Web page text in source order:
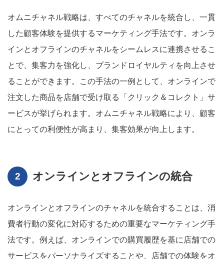
オムニチャネル戦略は、すべてのチャネルを統合し、一貫
した顧客体験を提供するマーケティング手法です。オンラ
インとオフラインのチャネルをシームレスに連携させるこ
とで、集客力を強化し、ブランドロイヤルティを向上させ
ることができます。この手法の一例として、オンラインで
注文した商品を店舗で受け取る「クリック＆コレクト」サ
ービスが挙げられます。オムニチャネル戦略により、顧客
にとっての利便性が高まり、集客効果が向上します。
オンラインとオフラインの統合
オンラインとオフラインのチャネルを統合することは、消
費者行動の変化に対応するための重要なマーケティング手
法です。例えば、オンラインでの購買履歴を基に店舗での
サービスをパーソナライズすることや、店舗での体験をオ